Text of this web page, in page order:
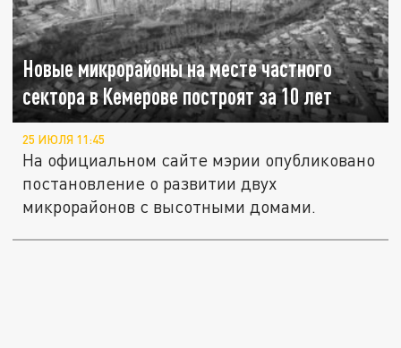
Новые микрорайоны на месте частного
сектора в Кемерове построят за 10 лет
25 ИЮЛЯ 11:45
На официальном сайте мэрии опубликовано
постановление о развитии двух
микрорайонов с высотными домами.